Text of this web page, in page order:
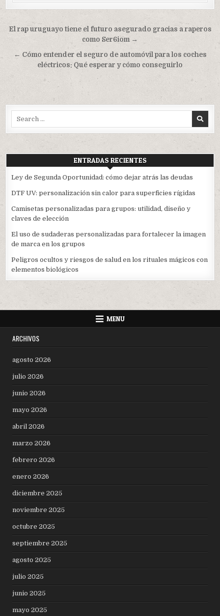
Navegación
entradas
El rap uruguayo tiene el futuro asegurado gracias a raperos
como Ser6iom →
← Cómo entender el seguro de automóvil para los coches
eléctricos: Qué esperar y cómo conseguirlo
ENTRADAS RECIENTES
Ley de Segunda Oportunidad: cómo dejar atrás las deudas
DTF UV: personalización sin calor para superficies rígidas
Camisetas personalizadas para grupos: utilidad, diseño y
claves de elección
El uso de sudaderas personalizadas para fortalecer la imagen
de marca en los grupos
Peligros ocultos y riesgos de salud en los rituales mágicos con
elementos biológicos
MENU
ARCHIVOS
agosto 2026
julio 2026
junio 2026
mayo 2026
abril 2026
marzo 2026
febrero 2026
enero 2026
diciembre 2025
noviembre 2025
octubre 2025
septiembre 2025
agosto 2025
julio 2025
junio 2025
mayo 2025